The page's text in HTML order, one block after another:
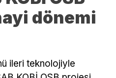
dönemi
ileri teknolojiyle